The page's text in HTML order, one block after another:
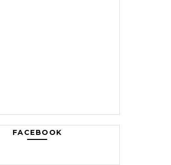
FACEBOOK